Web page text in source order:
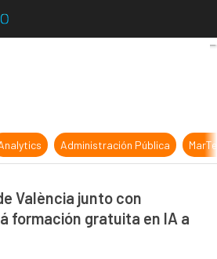
El Ayuntamiento de València
Administración Pública
València junto con
formación gratuita en IA a